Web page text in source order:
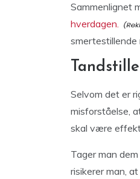
Sammenlignet
hverdagen.
smertestillende
Selvom det er
misforståelse,
skal være
Tager man
risikerer man,